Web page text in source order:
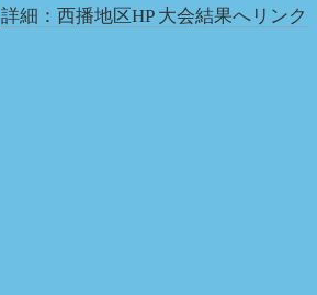
詳細：西播地区HP 大会結果へリンク